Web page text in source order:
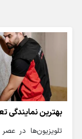
بهترین نمایندگی
تلویزیون‌ها در